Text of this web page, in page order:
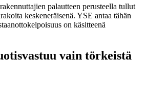
palautteen perusteella tullut
keskeneräisenä. YSE antaa tähän
on käsitteenä
vain törkeistä